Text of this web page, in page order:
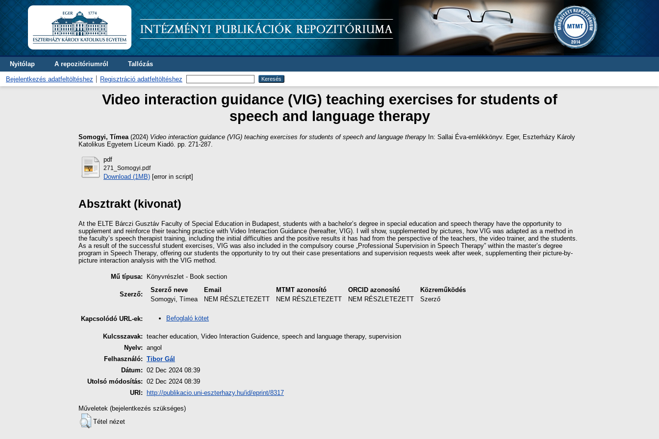
Nyitólap A repozitóriumról Tallózás
Bejelentkezés adatfeltöltéshez Regisztráció adatfeltöltéshez
Video interaction guidance (VIG) teaching exercises for students of
speech and language therapy
Somogyi, Tímea (2024) Video interaction guidance (VIG) teaching exercises for students of speech and language therapy In: Sallai Éva-emlékkönyv. Eger, Eszterházy Károly
Katolikus Egyetem Líceum Kiadó. pp. 271-287.
pdf
271_Somogyi.pdf
Download (1MB) [error in script]
Absztrakt (kivonat)
At the ELTE Bárczi Gusztáv Faculty of Special Education in Budapest, students with a bachelor’s degree in special education and speech therapy have the opportunity to
supplement and reinforce their teaching practice with Video Interaction Guidance (hereafter, VIG). I will show, supplemented by pictures, how VIG was adapted as a method in
the faculty’s speech therapist training, including the initial difficulties and the positive results it has had from the perspective of the teachers, the video trainer, and the students.
As a result of the successful student exercises, VIG was also included in the compulsory course „Professional Supervision in Speech Therapy” within the master’s degree
program in Speech Therapy, offering our students the opportunity to try out their case presentations and supervision requests week after week, supplementing their picture-by-
picture interaction analysis with the VIG method.
Mű típusa: Könyvrészlet - Book section
Szerző:
Szerző neve Email MTMT azonosító ORCID azonosító
Közreműködés
Somogyi, Tímea
NEM RÉSZLETEZETT NEM RÉSZLETEZETT NEM RÉSZLETEZETT Szerző
Kapcsolódó URL-ek: Befoglaló kötet
Kulcsszavak: teacher education, Video Interaction Guidence, speech and language therapy, supervision
Nyelv: angol
Felhasználó: Tibor Gál
Dátum: 02 Dec 2024 08:39
Utolsó módosítás: 02 Dec 2024 08:39
URI:
http://publikacio.uni-eszterhazy.hu/id/eprint/8317
Műveletek (bejelentkezés szükséges)
Tétel nézet